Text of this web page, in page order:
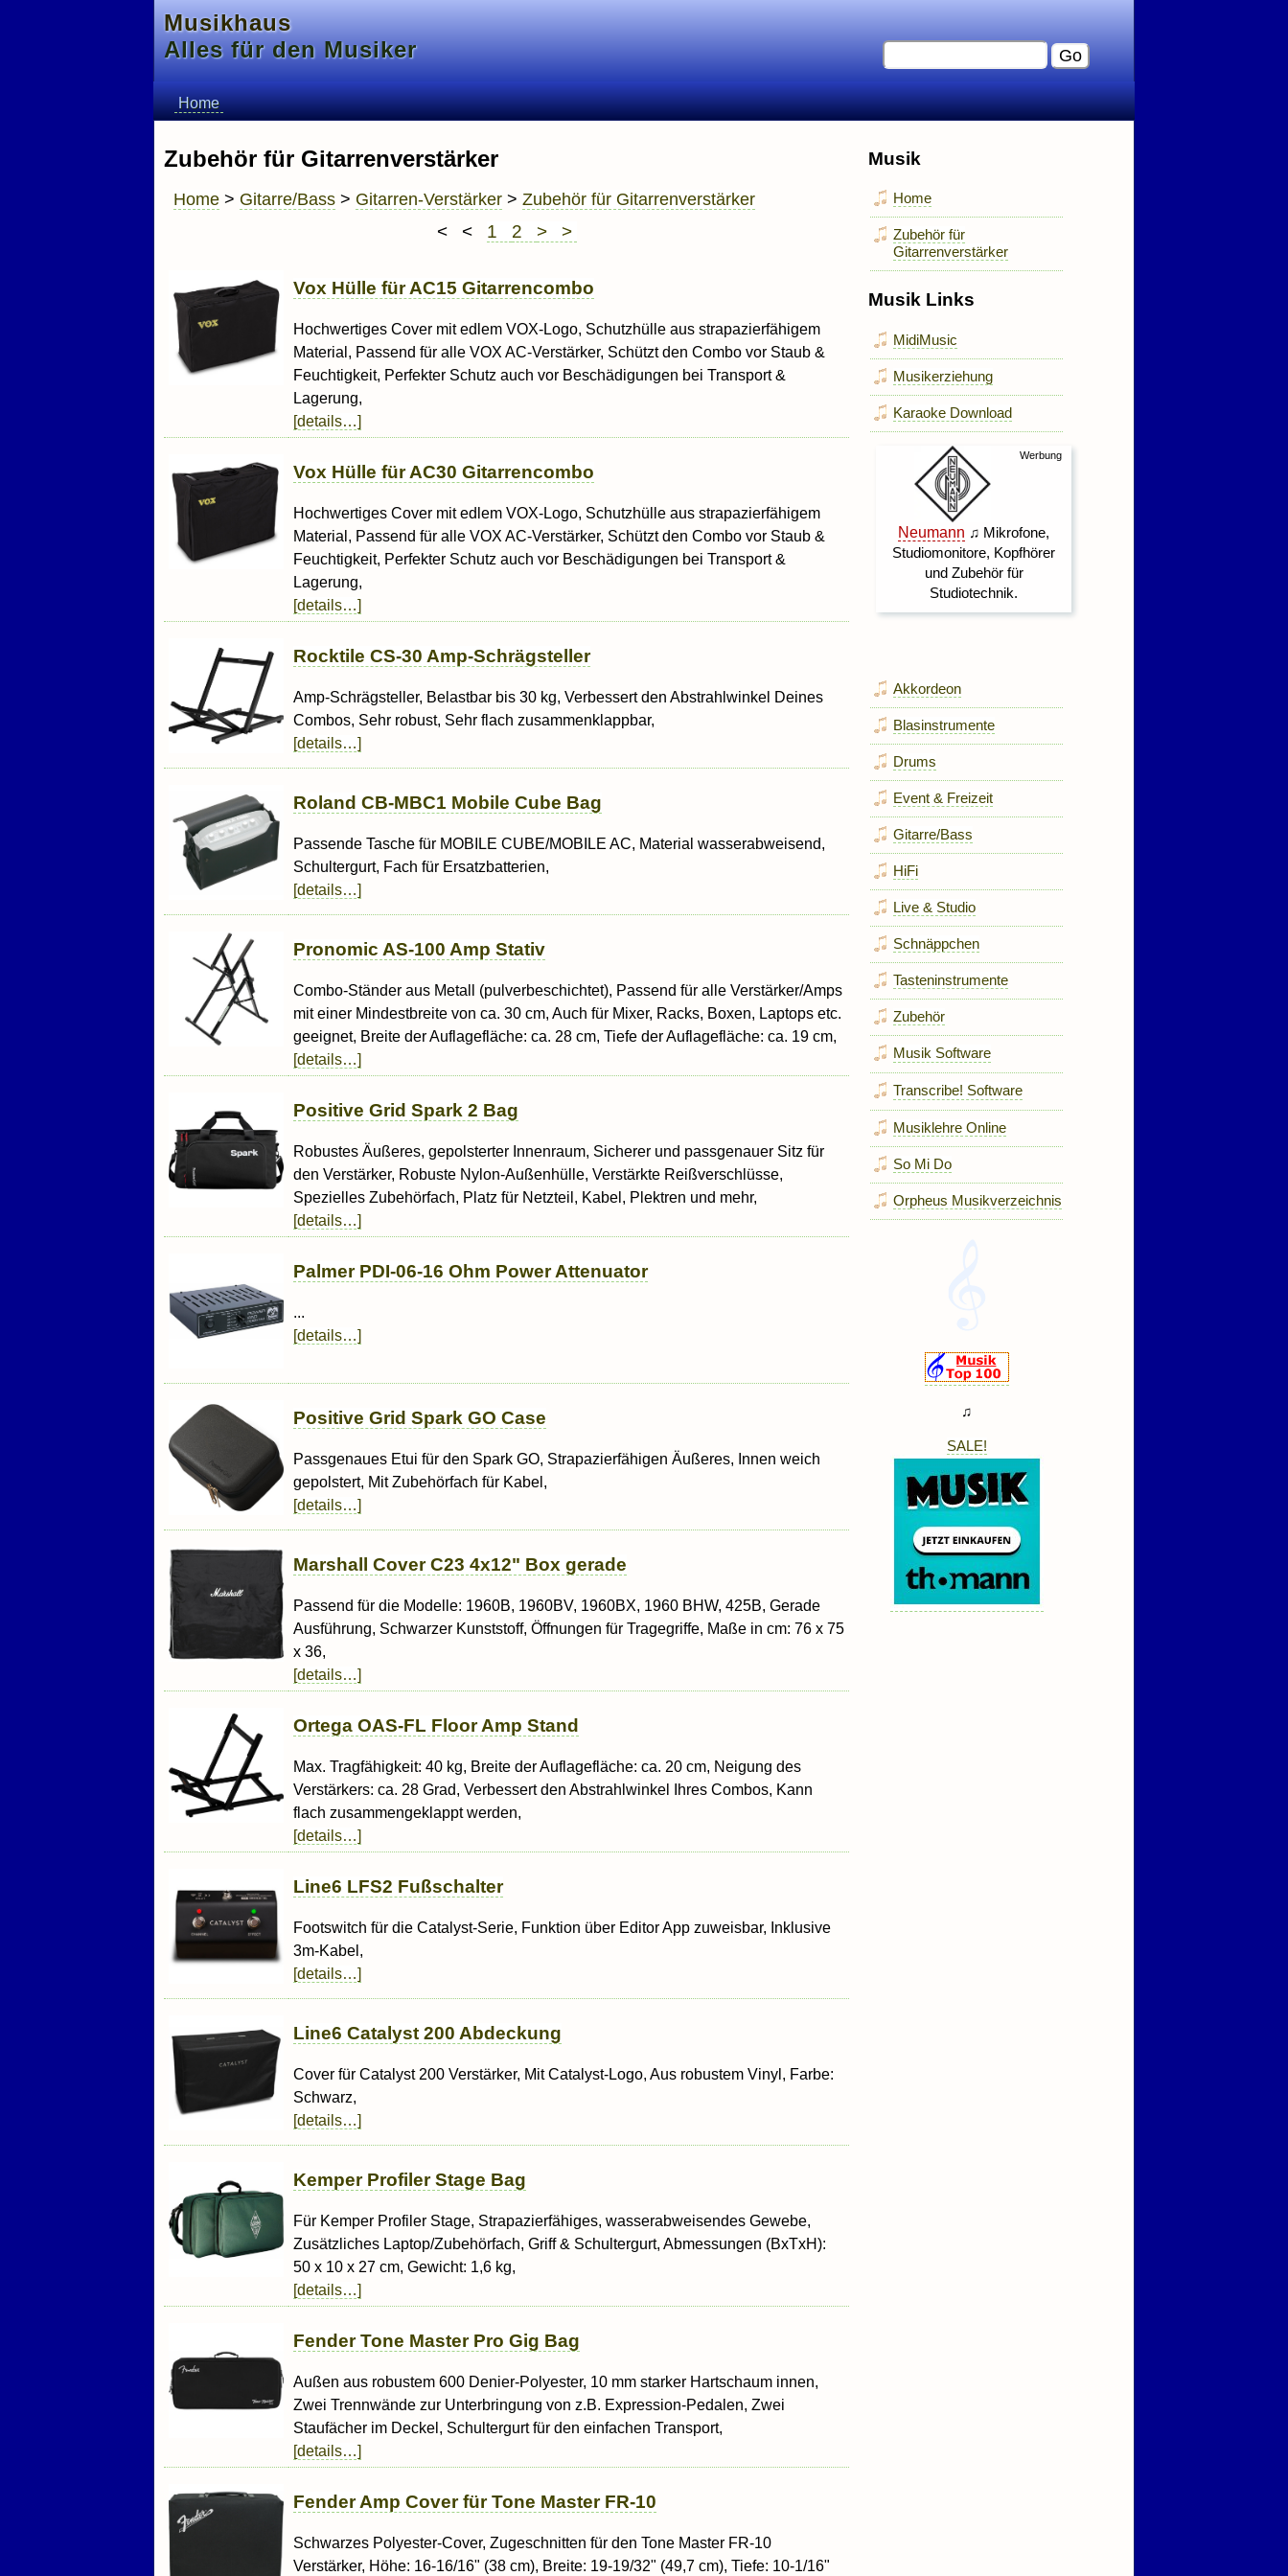
Musikhaus
Alles für den Musiker
Home
Zubehör für Gitarrenverstärker
Home > Gitarre/Bass > Gitarren-Verstärker > Zubehör für Gitarrenverstärker
< < 1 2 > >
Vox Hülle für AC15 Gitarrencombo
Hochwertiges Cover mit edlem VOX-Logo, Schutzhülle aus strapazierfähigem
Material, Passend für alle VOX AC-Verstärker, Schützt den Combo vor Staub &
Feuchtigkeit, Perfekter Schutz auch vor Beschädigungen bei Transport &
Lagerung,
[details…]
Vox Hülle für AC30 Gitarrencombo
Hochwertiges Cover mit edlem VOX-Logo, Schutzhülle aus strapazierfähigem
Material, Passend für alle VOX AC-Verstärker, Schützt den Combo vor Staub &
Feuchtigkeit, Perfekter Schutz auch vor Beschädigungen bei Transport &
Lagerung,
[details…]
Rocktile CS-30 Amp-Schrägsteller
Amp-Schrägsteller, Belastbar bis 30 kg, Verbessert den Abstrahlwinkel Deines
Combos, Sehr robust, Sehr flach zusammenklappbar,
[details…]
Roland CB-MBC1 Mobile Cube Bag
Passende Tasche für MOBILE CUBE/MOBILE AC, Material wasserabweisend,
Schultergurt, Fach für Ersatzbatterien,
[details…]
Pronomic AS-100 Amp Stativ
Combo-Ständer aus Metall (pulverbeschichtet), Passend für alle Verstärker/Amps
mit einer Mindestbreite von ca. 30 cm, Auch für Mixer, Racks, Boxen, Laptops etc.
geeignet, Breite der Auflagefläche: ca. 28 cm, Tiefe der Auflagefläche: ca. 19 cm,
[details…]
Positive Grid Spark 2 Bag
Robustes Äußeres, gepolsterter Innenraum, Sicherer und passgenauer Sitz für
den Verstärker, Robuste Nylon-Außenhülle, Verstärkte Reißverschlüsse,
Spezielles Zubehörfach, Platz für Netzteil, Kabel, Plektren und mehr,
[details…]
Palmer PDI-06-16 Ohm Power Attenuator
...
[details…]
Positive Grid Spark GO Case
Passgenaues Etui für den Spark GO, Strapazierfähigen Äußeres, Innen weich
gepolstert, Mit Zubehörfach für Kabel,
[details…]
Marshall Cover C23 4x12" Box gerade
Passend für die Modelle: 1960B, 1960BV, 1960BX, 1960 BHW, 425B, Gerade
Ausführung, Schwarzer Kunststoff, Öffnungen für Tragegriffe, Maße in cm: 76 x 75
x 36,
[details…]
Ortega OAS-FL Floor Amp Stand
Max. Tragfähigkeit: 40 kg, Breite der Auflagefläche: ca. 20 cm, Neigung des
Verstärkers: ca. 28 Grad, Verbessert den Abstrahlwinkel Ihres Combos, Kann
flach zusammengeklappt werden,
[details…]
Line6 LFS2 Fußschalter
Footswitch für die Catalyst-Serie, Funktion über Editor App zuweisbar, Inklusive
3m-Kabel,
[details…]
Line6 Catalyst 200 Abdeckung
Cover für Catalyst 200 Verstärker, Mit Catalyst-Logo, Aus robustem Vinyl, Farbe:
Schwarz,
[details…]
Kemper Profiler Stage Bag
Für Kemper Profiler Stage, Strapazierfähiges, wasserabweisendes Gewebe,
Zusätzliches Laptop/Zubehörfach, Griff & Schultergurt, Abmessungen (BxTxH):
50 x 10 x 27 cm, Gewicht: 1,6 kg,
[details…]
Fender Tone Master Pro Gig Bag
Außen aus robustem 600 Denier-Polyester, 10 mm starker Hartschaum innen,
Zwei Trennwände zur Unterbringung von z.B. Expression-Pedalen, Zwei
Staufächer im Deckel, Schultergurt für den einfachen Transport,
[details…]
Fender Amp Cover für Tone Master FR-10
Schwarzes Polyester-Cover, Zugeschnitten für den Tone Master FR-10
Verstärker, Höhe: 16-16/16" (38 cm), Breite: 19-19/32" (49,7 cm), Tiefe: 10-1/16"
Musik
Home
Zubehör für
Gitarrenverstärker
Musik Links
MidiMusic
Musikerziehung
Karaoke Download
Akkordeon
Blasinstrumente
Drums
Event & Freizeit
Gitarre/Bass
HiFi
Live & Studio
Schnäppchen
Tasteninstrumente
Zubehör
Musik Software
Transcribe! Software
Musiklehre Online
So Mi Do
Orpheus Musikverzeichnis
♫
SALE!